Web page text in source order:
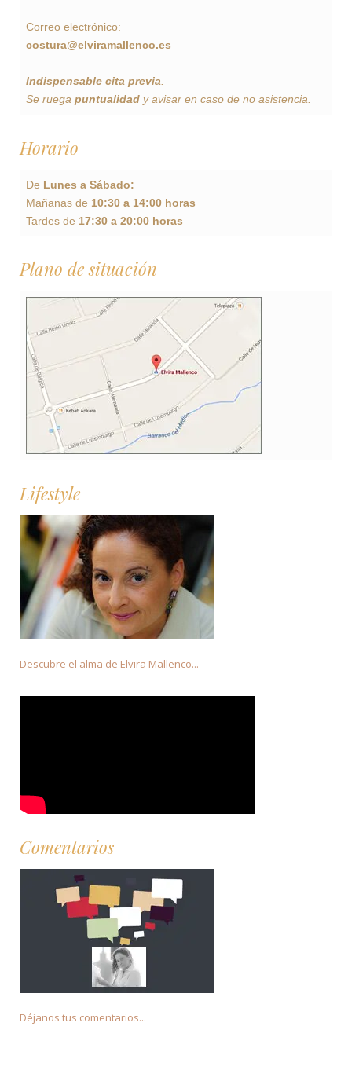
Correo electrónico:
costura@elviramallenco.es
Indispensable cita previa
Se ruega puntualidady avisar en caso de no asistencia.
Horario
De Lunes a Sábado:
Mañanas de 10:30 a 14:00 horas
Tardes de 17:30 a 20:00 horas
Plano de situación
Lifestyle
Descubre el alma de Elvira Mallenco...
Comentarios
Déjanos tus comentarios...